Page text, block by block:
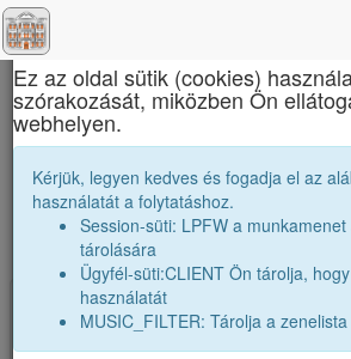
Marosvásárhelyi
A mi osztályunk
számokat szívesen
Új zene, vagy kedvenceim kiválasztása
Kiválasztva: 25 Indítsd a lejátszót! (max
Legjobb szám elsőnek
×
Ez az oldal sütik (cookies)
szórakozását, miközben Ön
webhelyen.
Kérjük, legyen kedves és fogadja el az
használatát a folytatáshoz.
Session-süti: LPFW a
tárolására
Ügyfél-süti:CLIENT Ön tárolja,
használatát
MUSIC_FILTER: Tárolja a